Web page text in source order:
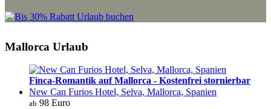
Urlaub buchen
Mallorca Urlaub
Finca-Romantik auf Mallorca - Kostenfrei stornierbar
New Can Furios Hotel, Selva, Mallorca, Spanien
ab 98 Euro